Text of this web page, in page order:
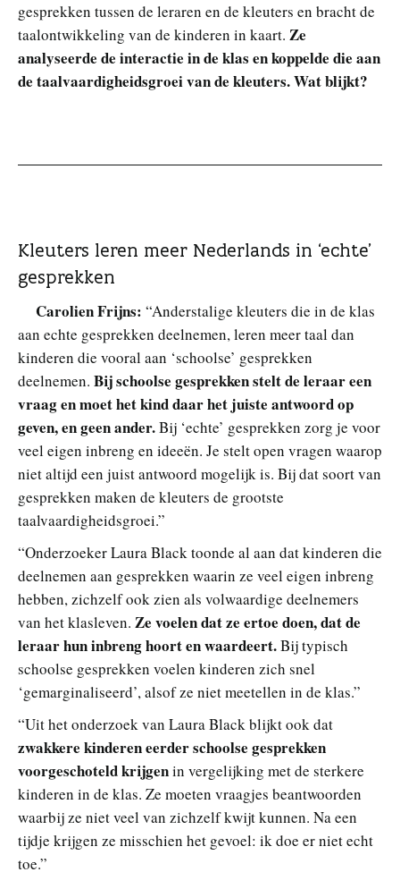
gesprekken tussen de leraren en de kleuters en bracht de
taalontwikkeling van de kinderen in kaart. Ze
analyseerde de interactie in de klas en koppelde die aan
de taalvaardigheidsgroei van de kleuters. Wat blijkt?
Kleuters leren meer Nederlands in ‘echte’
gesprekken
Carolien Frijns: “Anderstalige kleuters die in de klas
aan echte gesprekken deelnemen, leren meer taal dan
kinderen die vooral aan ‘schoolse’ gesprekken
deelnemen. Bij schoolse gesprekken stelt de leraar een
vraag en moet het kind daar het juiste antwoord op
geven, en geen ander.Bij ‘echte’ gesprekken zorg je voor
veel eigen inbreng en ideeën. Je stelt open vragen waarop
niet altijd een juist antwoord mogelijk is. Bij dat soort van
gesprekken maken de kleuters de grootste
taalvaardigheidsgroei.”
“Onderzoeker Laura Black toonde al aan dat kinderen die
deelnemen aan gesprekken waarin ze veel eigen inbreng
hebben, zichzelf ook zien als volwaardige deelnemers
van het klasleven. Ze voelen dat ze ertoe doen, dat de
leraar hun inbreng hoort en waardeert.Bij typisch
schoolse gesprekken voelen kinderen zich snel
‘gemarginaliseerd’, alsof ze niet meetellen in de klas.”
“Uit het onderzoek van Laura Black blijkt ook dat
zwakkere kinderen eerder schoolse gesprekken
voorgeschoteld krijgenin vergelijking met de sterkere
kinderen in de klas. Ze moeten vraagjes beantwoorden
waarbij ze niet veel van zichzelf kwijt kunnen. Na een
tijdje krijgen ze misschien het gevoel: ik doe er niet echt
toe.”